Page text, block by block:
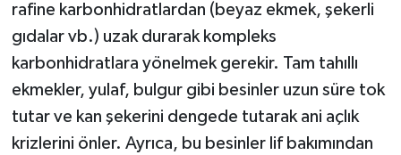
rafine karbonhidratlardan (beyaz ekmek, şekerli
gıdalar vb.) uzak durarak kompleks
karbonhidratlara yönelmek gerekir. Tam tahıllı
ekmekler, yulaf, bulgur gibi besinler uzun süre tok
tutar ve kan şekerini dengede tutarak ani açlık
krizlerini önler. Ayrıca, bu besinler lif bakımından